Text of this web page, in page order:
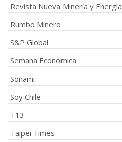
Revista Nueva Minería y Energía
Rumbo Minero
S&P Global
Semana Económica
Sonami
Soy Chile
T13
Taipei Times